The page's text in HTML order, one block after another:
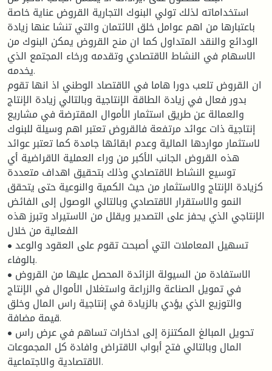
استخداماته لذلك تولي البنوك التجارية القروض عناية خاصة
باعتبارها من اهم عوامل خلق الائتمان والتي تنشا عنها زيادة
الودائع والنقد المتداول كما ان منح القروض يمكن البنوك من
الاسهام في النشاط الاقتصادي وتقدمه ورخاء المجتمع الذي
يخدمه.
ان القروض تلعب دورا هاما في الاقتصاد الوطني اذ انها تقوم
بدور فعال في زيادة الطاقة الإنتاجية وبالتالي زيادة الإنتاج
والعمالة عن طريق استثمار الأموال المقترضة في مشاريع
إنتاجية ذات عوائد مرتفعة فالقروض تعتبر اهم وسيلة للبنوك
لاستثمار مواردها المالية وعدم ابقائها جامدة كما تعتبر عوائد
هذه القروض الجانب الأكبر من وراء العملية الاقراضية أي
توسيع النشاط الاقتصادي وذلك بتحقيق اهداف متعددة
كزيادة الإنتاج والاستثمار من حيث الكمية والنوعية حتى يتحقق
النمو والاستقرار الاقتصادي وبالتالي الوصول إلى الفائض
الإنتاجي الذي يحفز على التصدير ويقلل من الاستيراد وتبرز هذه
الفعالية من خلال
• تسهيل المعاملات التي أصبحت تقوم على العقود والوعد
بالوفاء.
• الاستفادة من السيولة الزائدة المحصل عليها من القروض
في تمويل الصناعة والزراعة واستغلال الأموال في الإنتاج
والتوزيع الذي يؤدي بالزيادة في إنتاجية راس المال وخلق
قيمة مضافة.
• تحويل المبالغ المكتنزة إلى ادخارات تساهم في عرض راس
المال وبالتالي فتح أبواب الاقتراض وافادة كل المجموعات
الاقتصادية والاجتماعية.